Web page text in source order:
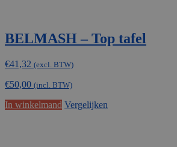
BELMASH – Top tafel
€41,32 (excl. BTW)
€50,00 (incl. BTW)
In winkelmand Vergelijken